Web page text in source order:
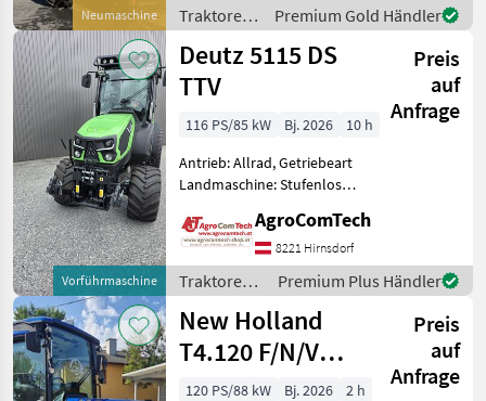
Neumaschine
km/h: 40 km/h, Aufla
Traktoren
/ Fendt
Premium Gold Händler
Vorführmaschine
Deutz 5115 DS
TTV
Preis
auf
Anfrage
116 PS/85 kW Bj. 2026
10 h
Antrieb: Allrad, Getriebeart
Landmaschine: Stufenloses
Zapfwellendrehzahl:
540/540E/1000,
Höchstgeschwindigkeit in
km/h: 40 km/h, Aufladung:
Turbolader mit Lad
AgroComTech
8221 Hirnsdorf
Traktoren /
Deutz Fahr
Premium Plus Händler
New Holland
T4.120 F/N/V
(Stage V)
Preis
auf
Anfrage
120 PS/88 kW Bj. 2026
2 h